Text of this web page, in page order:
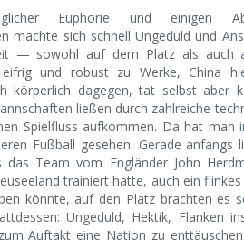
Euphorie und einigen
machte sich schnell Ungeduld und
— sowohl auf dem Platz als auch
und robust zu Werke, China
körperlich dagegen, tat selbst aber
ließen durch zahlreiche
Spielfluss aufkommen. Da hat man
Fußball gesehen. Gerade anfangs
das Team vom Engländer John
trainiert hatte, auch ein
könnte, auf den Platz brachten es
Ungeduld, Hektik, Flanken
Auftakt eine Nation zu